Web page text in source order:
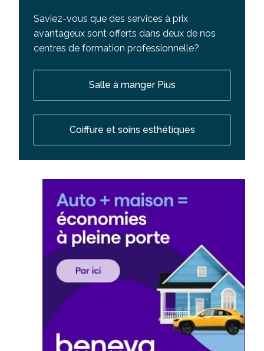
Saviez-vous que des services à prix
avantageux sont offerts dans deux de nos
centres de formation professionnelle?
Salle à manger Pius
Coiffure et soins esthétiques